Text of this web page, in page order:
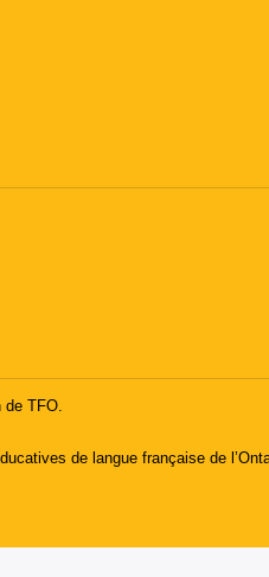
TFO.
de langue française de